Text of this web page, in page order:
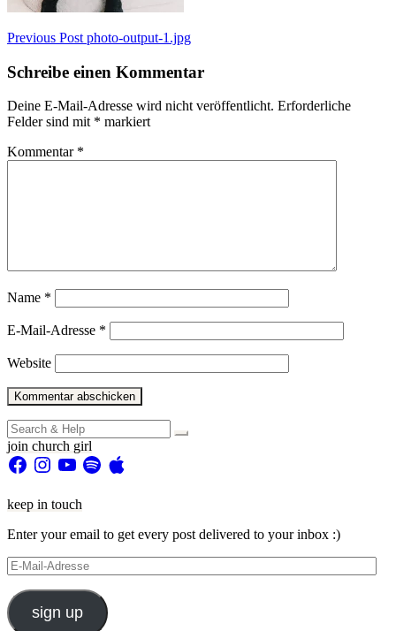
Beitragsnavigation
Previous Post photo-output-1.jpg
Schreibe einen Kommentar
Deine E-Mail-Adresse wird nicht veröffentlicht. Erforderliche
Felder sind mit * markiert
Kommentar *
Name *
E-Mail-Adresse *
Website
Search
for:
join church girl
FacebookInstagram
YouTubeSpotifyApple
keep in touch
Enter your email to get every post delivered to your inbox :)
E-
Mail-
Adresse
sign up